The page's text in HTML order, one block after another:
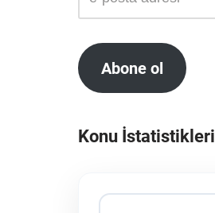
Abone ol
Konu İstatistikleri